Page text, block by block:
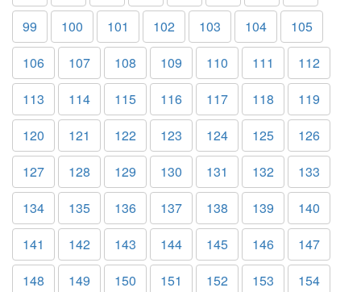
99
100 101 102 103 104
105
106
107 108 109 110 111
112
113
114 115 116 117 118
119
120
121 122 123 124 125
126
127
128 129 130 131 132
133
134
135 136 137 138 139
140
141
142 143 144 145 146
147
148
149 150 151 152 153
154